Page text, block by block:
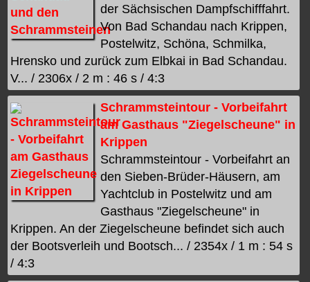
der Sächsischen Dampfschifffahrt.
Von Bad Schandau nach Krippen,
Postelwitz, Schöna, Schmilka,
Hrensko und zurück zum Elbkai in Bad Schandau.
V... / 2306x / 2 m : 46 s / 4:3
Schrammsteintour - Vorbeifahrt
am Gasthaus "Ziegelscheune" in
Krippen
Schrammsteintour - Vorbeifahrt an
den Sieben-Brüder-Häusern, am
Yachtclub in Postelwitz und am
Gasthaus "Ziegelscheune" in
Krippen. An der Ziegelscheune befindet sich auch
der Bootsverleih und Bootsch... / 2354x / 1 m : 54 s
/ 4:3